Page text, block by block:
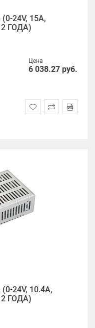
24V, 15A,
2 ГОДА)
Цена
6 038.27 руб.
24V, 10.4A,
2 ГОДА)